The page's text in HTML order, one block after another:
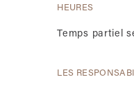
HEURES
Temps partiel
LES